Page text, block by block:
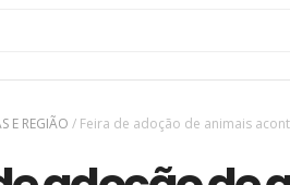
E REGIÃO / Feira de adoção de animais